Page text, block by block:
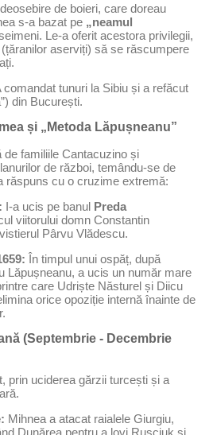
de boieri, care doreau
s-a bazat pe „neamul
Le-a oferit acestora privilegii,
aserviți) să se răscumpere
comandat tunuri la Sibiu și a refăcut
din București.
și „Metoda Lăpușneanu”
familiile Cantacuzino și
de război, temându-se de
răspuns cu o cruzime extremă:
I-a ucis pe banul Preda
viitorului domn Constantin
Pârvu Vlădescu.
În timpul unui ospăț, după
Lăpușneanu, a ucis un număr mare
care Udriște Năsturel și Diicu
orice opoziție internă înainte de
(Septembrie - Decembrie
prin uciderea gărzii turcești și a
Mihnea a atacat raialele Giurgiu,
Dunărea pentru a lovi Rusciuk și